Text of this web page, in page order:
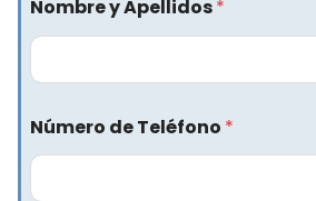
Nombre y Apellidos*
Número de Teléfono *